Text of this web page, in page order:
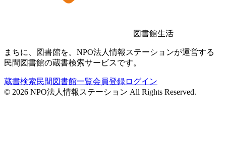
図書館生活
まちに、図書館を。NPO法人情報ステーションが運営する
民間図書館の蔵書検索サービスです。
蔵書検索民間図書館一覧会員登録ログイン
© 2026 NPO法人情報ステーション All Rights Reserved.